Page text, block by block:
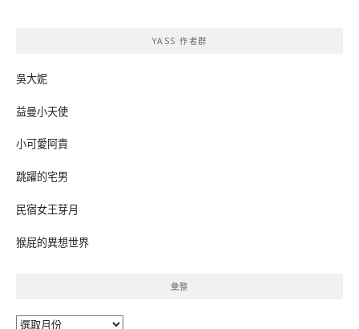
YASS 作者群
吳大妮
益曼小天使
小可愛阿貴
跳躍的宅男
民宿女王芽月
猴屁的異想世界
彙整
彙